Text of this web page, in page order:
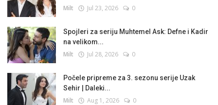
Milt Jul 23, 2026 0
Spojleri za seriju Muhtemel Ask: Defne i Kadir
na velikom...
Milt Jul 28, 2026 0
Počele pripreme za 3. sezonu serije Uzak
Sehir | Daleki...
Milt Aug 1, 2026 0